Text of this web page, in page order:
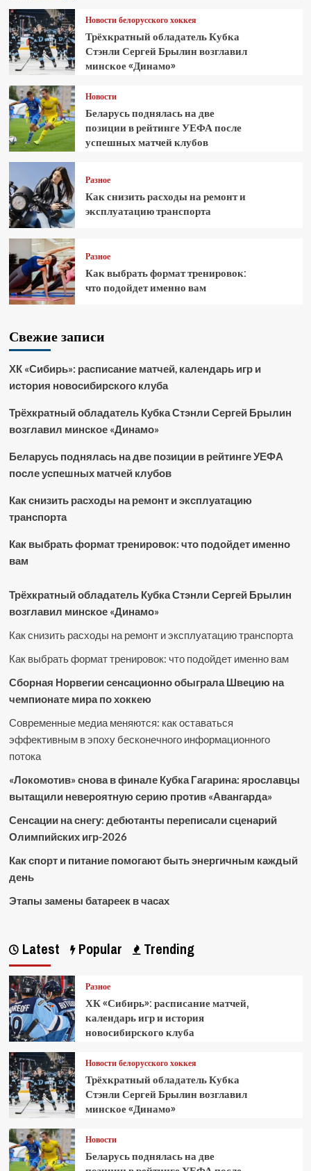
Новости белорусского хоккея
Трёхкратный обладатель Кубка
Стэнли Сергей Брылин возглавил
минское «Динамо»
Новости
Беларусь поднялась на две
позиции в рейтинге УЕФА после
успешных матчей клубов
Разное
Как снизить расходы на ремонт и
эксплуатацию транспорта
Разное
Как выбрать формат тренировок:
что подойдет именно вам
Свежие записи
ХК «Сибирь»: расписание матчей, календарь игр и
история новосибирского клуба
Трёхкратный обладатель Кубка Стэнли Сергей Брылин
возглавил минское «Динамо»
Беларусь поднялась на две позиции в рейтинге УЕФА
после успешных матчей клубов
Как снизить расходы на ремонт и эксплуатацию
транспорта
Как выбрать формат тренировок: что подойдет именно
вам
Трёхкратный обладатель Кубка Стэнли Сергей Брылин
возглавил минское «Динамо»
Как снизить расходы на ремонт и эксплуатацию транспорта
Как выбрать формат тренировок: что подойдет именно вам
Сборная Норвегии сенсационно обыграла Швецию на
чемпионате мира по хоккею
Современные медиа меняются: как оставаться
эффективным в эпоху бесконечного информационного
потока
«Локомотив» снова в финале Кубка Гагарина: ярославцы
вытащили невероятную серию против «Авангарда»
Сенсации на снегу: дебютанты переписали сценарий
Олимпийских игр-2026
Как спорт и питание помогают быть энергичным каждый
день
Этапы замены батареек в часах
Latest Popular Trending
Разное
ХК «Сибирь»: расписание матчей,
календарь игр и история
новосибирского клуба
Новости белорусского хоккея
Трёхкратный обладатель Кубка
Стэнли Сергей Брылин возглавил
минское «Динамо»
Новости
Беларусь поднялась на две